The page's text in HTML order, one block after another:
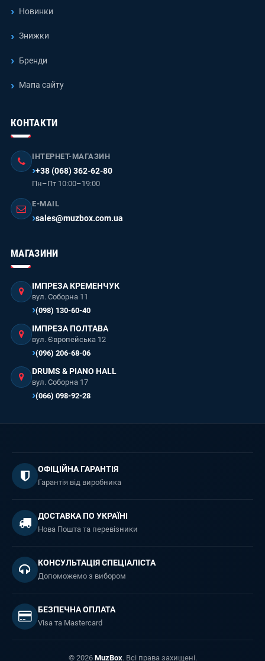
Новинки
Знижки
Бренди
Мапа сайту
КОНТАКТИ
ІНТЕРНЕТ-МАГАЗИН
+38 (068) 362-62-80
Пн–Пт 10:00–19:00
E-MAIL
sales@muzbox.com.ua
МАГАЗИНИ
ІМПРЕЗА КРЕМЕНЧУК
вул. Соборна 11
(098) 130-60-40
ІМПРЕЗА ПОЛТАВА
вул. Європейська 12
(096) 206-68-06
DRUMS & PIANO HALL
вул. Соборна 17
(066) 098-92-28
ОФІЦІЙНА ГАРАНТІЯ
Гарантія від виробника
ДОСТАВКА ПО УКРАЇНІ
Нова Пошта та перевізники
КОНСУЛЬТАЦІЯ СПЕЦІАЛІСТА
Допоможемо з вибором
БЕЗПЕЧНА ОПЛАТА
Visa та Mastercard
© 2026 MuzBox. Всі права захищені.